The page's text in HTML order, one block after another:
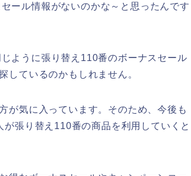
ール情報がないのかな～と思ったんです
ように張り替え110番のボーナスセール
しているのかもしれません。
が気に入っています。そのため、今後も
張り替え110番の商品を利用していくと